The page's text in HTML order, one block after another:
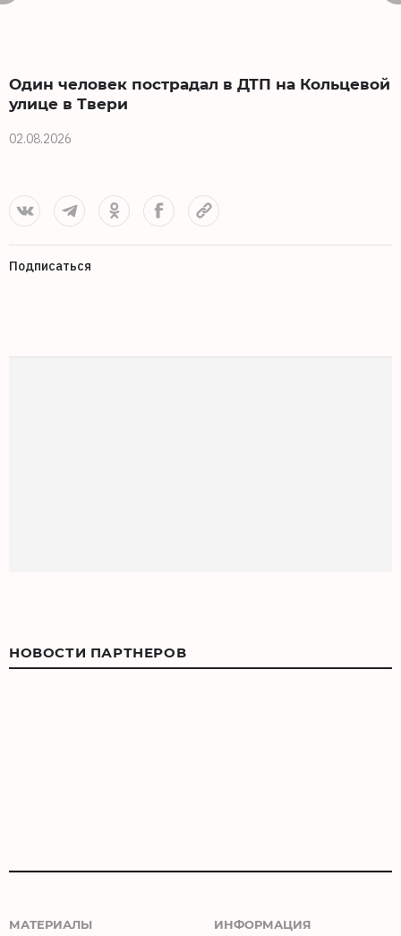
Один человек пострадал в ДТП на Кольцевой
улице в Твери
02.08.2026
Подписаться
НОВОСТИ ПАРТНЕРОВ
МАТЕРИАЛЫ ИНФОРМАЦИЯ